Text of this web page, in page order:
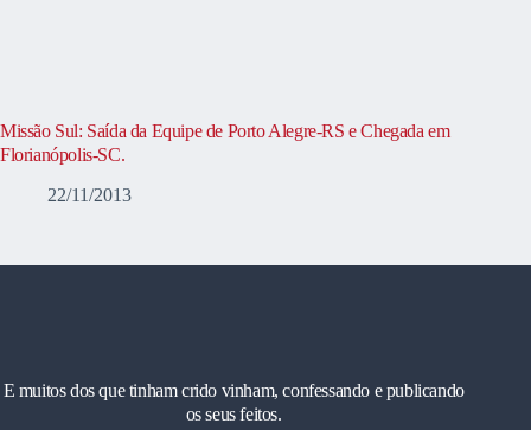
Missão Sul: Saída da Equipe de Porto Alegre-RS e Chegada em
Florianópolis-SC.
22/11/2013
E muitos dos que tinham crido vinham, confessando e publicando
os seus feitos.